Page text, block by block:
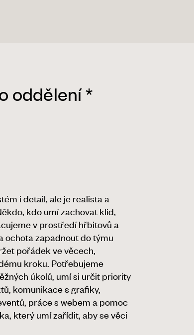
oddělení *
i detail, ale je realista a
kdo umí zachovat klid,
v prostředí hřbitovů a
ochota zapadnout do týmu
pořádek ve věcech,
kroku. Potřebujeme
úkolů, umí si určit priority
komunikace s grafiky,
práce s webem a pomoc
který umí zařídit, aby se věci